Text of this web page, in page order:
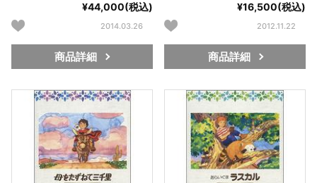
¥44,000(税込)
2014.03.26
商品詳細
¥16,500(税込)
2012.11.22
商品詳細